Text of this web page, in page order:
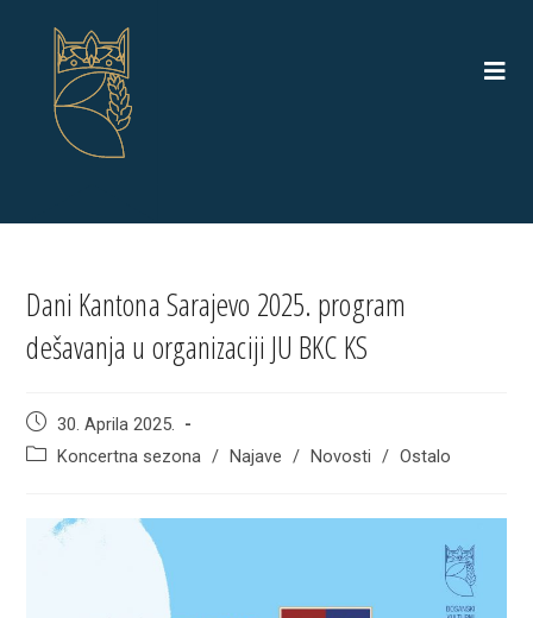
Dani Kantona Sarajevo 2025. program
dešavanja u organizaciji JU BKC KS
Post
published:
30. Aprila 2025.
PostKoncertna sezona / Najave / Novosti / Ostalo